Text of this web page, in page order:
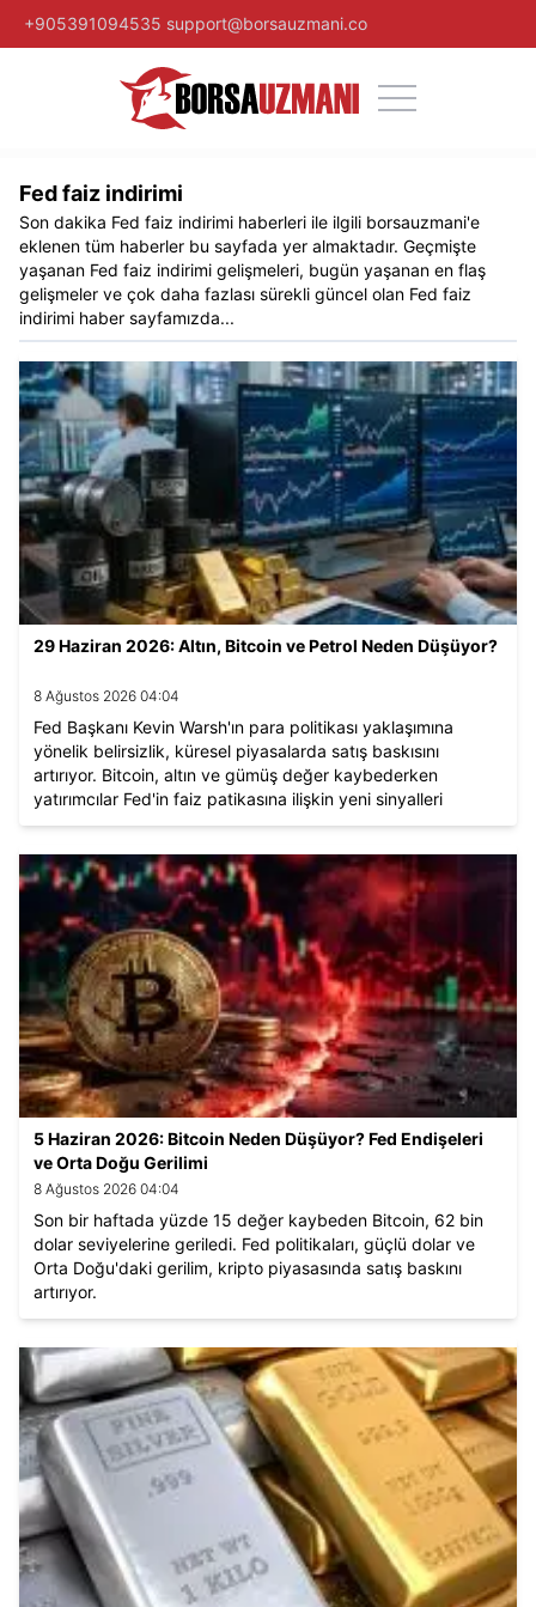
+905391094535 support@borsauzmani.co
Fed faiz indirimi
Son dakika Fed faiz indirimi haberleri ile ilgili borsauzmani'e
eklenen tüm haberler bu sayfada yer almaktadır. Geçmişte
yaşanan Fed faiz indirimi gelişmeleri, bugün yaşanan en flaş
gelişmeler ve çok daha fazlası sürekli güncel olan Fed faiz
indirimi haber sayfamızda...
29 Haziran 2026: Altın, Bitcoin ve Petrol Neden Düşüyor?
8 Ağustos 2026 04:04
Fed Başkanı Kevin Warsh'ın para politikası yaklaşımına
yönelik belirsizlik, küresel piyasalarda satış baskısını
artırıyor. Bitcoin, altın ve gümüş değer kaybederken
yatırımcılar Fed'in faiz patikasına ilişkin yeni sinyalleri
bekliyor.
5 Haziran 2026: Bitcoin Neden Düşüyor? Fed Endişeleri
ve Orta Doğu Gerilimi
8 Ağustos 2026 04:04
Son bir haftada yüzde 15 değer kaybeden Bitcoin, 62 bin
dolar seviyelerine geriledi. Fed politikaları, güçlü dolar ve
Orta Doğu'daki gerilim, kripto piyasasında satış baskını
artırıyor.